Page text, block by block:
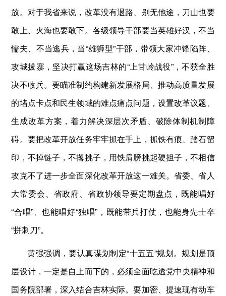
放。对于我省来说，改革没有退路、别无他途，刀山也要
敢上、火海也要敢下。各级领导干部要当英雄好汉，不当
懦夫、不当逃兵，当“雄狮型”干部，带领大家冲锋陷阵、
攻城拔寨，坚决打赢这场吉林的“上甘岭战役”，不获全胜
决不收兵。要瞄准制约构建新发展格局、推动高质量发展
的堵点卡点和民生领域的难点痛点问题，设置改革议题、
生成改革方案，着力解决深层次矛盾、破除体制机制障
碍。要把改革开放任务牢牢抓在手上，抓铁有痕、踏石留
印，不掉链子，不撂挑子，用铁肩膀挑起硬担子，不相信
攻克不了进一步全面深化改革开放这一难关。省委、省人
大常委会、省政府、省政协领导要定期盘点，既能唱好
“合唱”、也能唱好“独唱”，既能带兵打仗，也能身先士卒
“拼刺刀”。
黄强强调，要认真谋划制定“十五五”规划。规划是顶
层设计，一定是自上而下的，必须全面吃透党中央精神和
国务院部署，深入结合吉林实际。要加密、提速现有动车